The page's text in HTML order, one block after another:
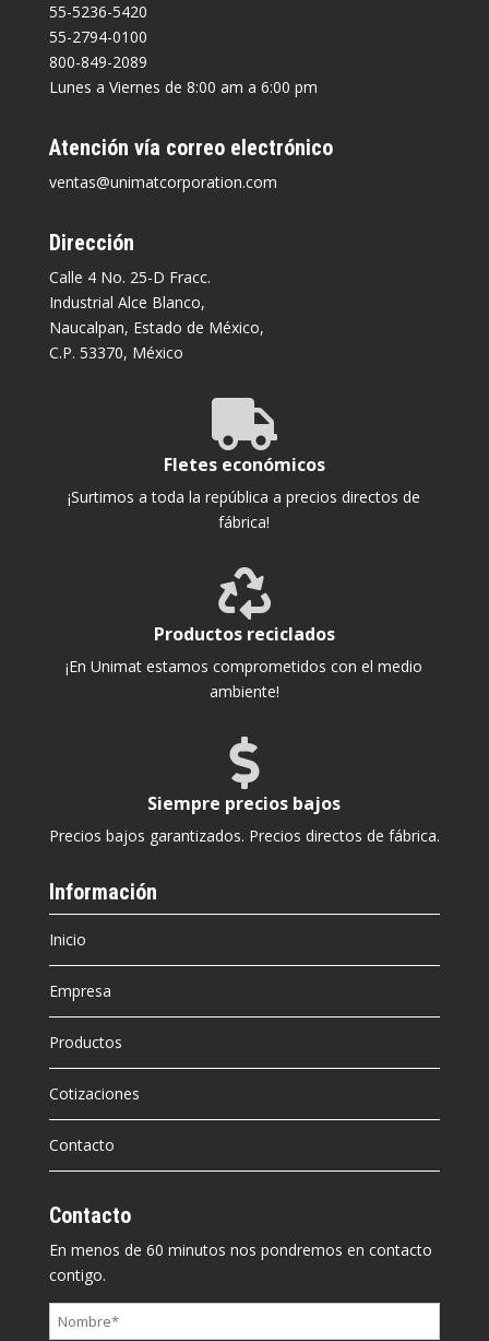
55-5236-5420
55-2794-0100
800-849-2089
Lunes a Viernes de 8:00 am a 6:00 pm
Atención vía correo electrónico
ventas@unimatcorporation.com
Dirección
Calle 4 No. 25-D Fracc.
Industrial Alce Blanco,
Naucalpan, Estado de México,
C.P. 53370, México

Fletes económicos
¡Surtimos a toda la república a precios directos de
fábrica!

Productos reciclados
¡En Unimat estamos comprometidos con el medio
ambiente!

Siempre precios bajos
Precios bajos garantizados. Precios directos de fábrica.
Información
Inicio
Empresa
Productos
Cotizaciones
Contacto
Contacto
En menos de 60 minutos nos pondremos en contacto
contigo.